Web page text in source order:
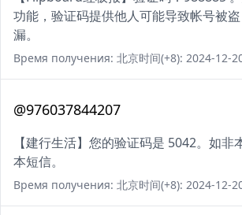
功能，验证码提供他人可能导致帐号被
漏。
Время получения: 北京时间(+8): 2024-12-
@976037844207
【建行生活】您的验证码是 5042。如非
本短信。
Время получения: 北京时间(+8): 2024-12-